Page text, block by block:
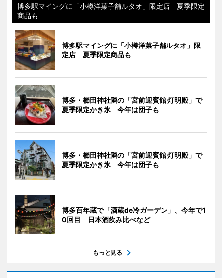
博多駅マイングに「小樽洋菓子舗ルタオ」限定店 夏季限定
商品も
博多駅マイングに「小樽洋菓子舗ルタオ」限
定店 夏季限定商品も
博多・櫛田神社隣の「宮前迎賓館 灯明殿」で
夏季限定かき氷 今年は団子も
博多・櫛田神社隣の「宮前迎賓館 灯明殿」で
夏季限定かき氷 今年は団子も
博多百年蔵で「酒蔵de冷ガーデン」、今年で1
0回目 日本酒飲み比べなど
もっと見る